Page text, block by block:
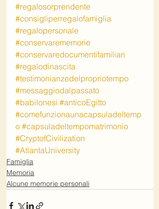
#regalosorprendente
#consigliperregalofamiglia
#regalopersonale
#conservarememorie
#conservaredocumentifamiliari
#regalodinascita
#testimonianzedelpropriotempo
#messaggiodalpassato
#babilonesi #anticoEgitto
#comefunzionaunacapsuladeltemp
o #capsuladeltempomatrimonio
#CryptofCivilization
#AtlantaUniversity
Famiglia
Memoria
Alcune memorie personali